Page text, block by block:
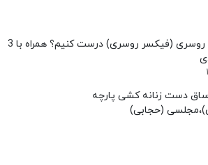
ساق دست زنانه کشی پارچه
(حجابی)